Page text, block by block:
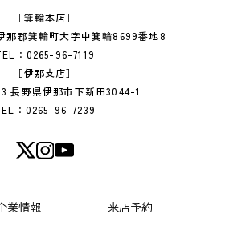
［箕輪本店］
那郡箕輪町大字中箕輪8699番地8
：0265-96-7119
［伊那支店］
長野県伊那市下新田3044-1
：0265-96-7239
業情報
来店予約